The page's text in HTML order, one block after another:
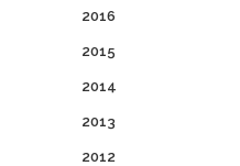
2016
2015
2014
2013
2012